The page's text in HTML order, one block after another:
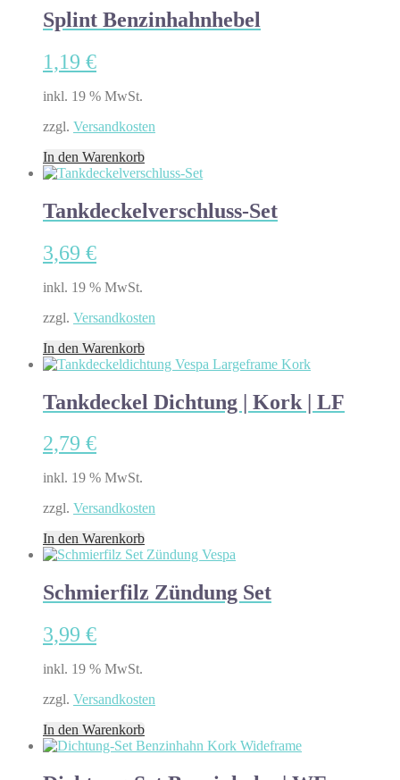
Splint Benzinhahnhebel
1,19 €
inkl. 19 % MwSt.
zzgl. Versandkosten
In den Warenkorb
Tankdeckelverschluss-Set
3,69 €
inkl. 19 % MwSt.
zzgl. Versandkosten
In den Warenkorb
Tankdeckel Dichtung | Kork | LF
2,79 €
inkl. 19 % MwSt.
zzgl. Versandkosten
In den Warenkorb
Schmierfilz Zündung Set
3,99 €
inkl. 19 % MwSt.
zzgl. Versandkosten
In den Warenkorb